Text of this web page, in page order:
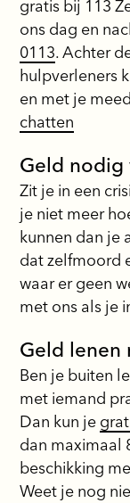
gratis bij 113
ons dag en
0113. Achter
hulpverleners
en met je
chatten
Geld nodig
Zit je in een
je niet meer
kunnen dan je
dat zelfmoord
waar er geen
met ons als je
Geld lenen
Ben je buiten
met iemand
Dan kun je
dan maximaal
beschikking
Weet je nog